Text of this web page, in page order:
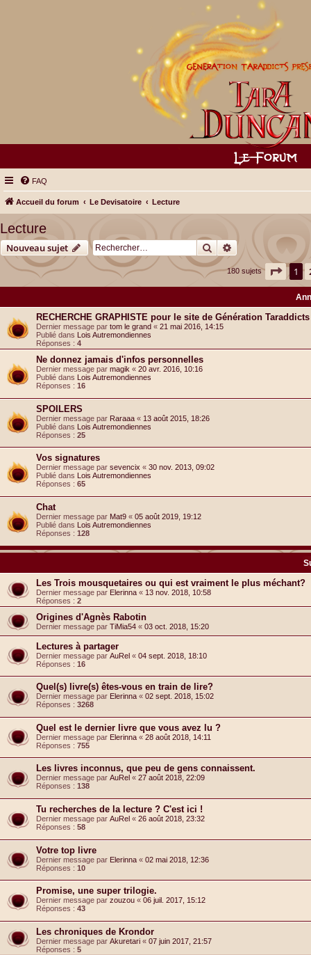
FAQ
Accueil du forum Le Devisatoire Lecture
Lecture
Nouveau sujet Rechercher
Recherche
180 sujets Page 1
1
RECHERCHE GRAPHISTE pour le site de Génération Taraddicts
Dernier message par tom le grand « 21 mai 2016, 14:15
Publié dans Lois Autremondiennes
Réponses : 4
Ne donnez jamais d'infos personnelles
Dernier message par magik « 20 avr. 2016, 10:16
Publié dans Lois Autremondiennes
Réponses : 16
SPOILERS
Dernier message par Raraaa « 13 août 2015, 18:26
Publié dans Lois Autremondiennes
Réponses : 25
Vos signatures
Dernier message par sevencix « 30 nov. 2013, 09:02
Publié dans
Lois Autremondiennes
Réponses : 65
Chat
Dernier message par Mat9 « 05 août 2019, 19:12
Publié dans Lois Autremondiennes
Réponses : 128
Les Trois mousquetaires ou qui est vraiment le plus méchant?
Dernier message par Elerinna « 13 nov. 2018, 10:58
Réponses : 2
Origines d'Agnès Rabotin
Dernier message par TiMia54 « 03 oct. 2018, 15:20
Lectures à partager
Dernier message par AuRel « 04 sept. 2018, 18:10
Réponses : 16
Quel(s) livre(s) êtes-vous en train de lire?
Dernier message par Elerinna « 02 sept. 2018, 15:02
Réponses : 3268
Quel est le dernier livre que vous avez lu ?
Dernier message par Elerinna « 28 août 2018, 14:11
Réponses : 755
Les livres inconnus, que peu de gens connaissent.
Dernier message par AuRel « 27 août 2018, 22:09
Réponses : 138
Tu recherches de la lecture ? C'est ici !
Dernier message par AuRel « 26 août 2018, 23:32
Réponses : 58
Votre top livre
Dernier message par Elerinna « 02 mai 2018, 12:36
Réponses : 10
Promise, une super trilogie.
Dernier message par zouzou « 06 juil. 2017, 15:12
Réponses : 43
Les chroniques de Krondor
Dernier message par Akuretari « 07 juin 2017, 21:57
Réponses : 5